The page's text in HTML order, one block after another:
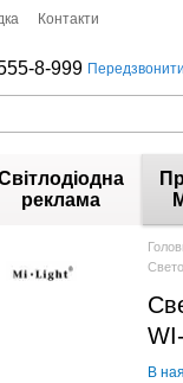
Контакти
8-999
реклама
В